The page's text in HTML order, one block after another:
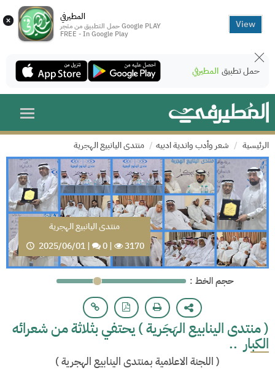
× المطيرفي
حمل التطبيق من متجر Google PLAY
FREE - In Google Play
View
حمل تطبيق المطيرفي
الرئيسية شعر وأدب واندية ادبيه منتدى اليانبيع الهجرية
منتدى اليانبيع الهجرية
2025/06/01| 0| 3170
: حجم الخط
( منتدى الينابيع الهَجَرية ) يحتفي بثلاثة من شعرائه
الكبار ..
( اللجنة الاعلامية بمنتدى الينابيع الهجرية)